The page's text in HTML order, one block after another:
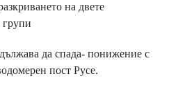
на двете
групи
да спада- понижение с
пост Русе.